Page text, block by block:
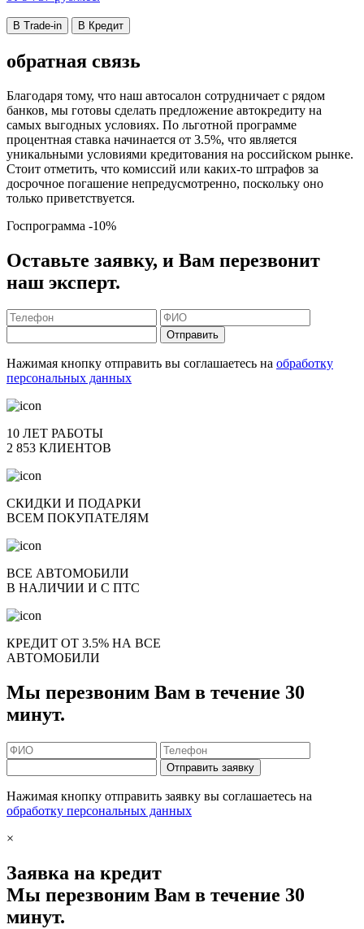
В Trade-in В Кредит
обратная связь
Благодаря тому, что наш автосалон сотрудничает с рядом
банков, мы готовы сделать предложение автокредиту на
самых выгодных условиях. По льготной программе
процентная ставка начинается от 3.5%, что является
уникальными условиями кредитования на российском рынке.
Стоит отметить, что комиссий или каких-то штрафов за
досрочное погашение непредусмотренно, поскольку оно
только приветствуется.
Госпрограмма -10%
Оставьте заявку, и Вам перезвонит
наш эксперт.
Отправить
Нажимая кнопку отправить вы соглашаетесь на обработку
персональных данных
10 ЛЕТ РАБОТЫ
2 853 КЛИЕНТОВ
СКИДКИ И ПОДАРКИ
ВСЕМ ПОКУПАТЕЛЯМ
ВСЕ АВТОМОБИЛИ
В НАЛИЧИИ И С ПТС
КРЕДИТ ОТ 3.5% НА ВСЕ
АВТОМОБИЛИ
Мы перезвоним Вам в течение 30
минут.
Отправить заявку
Нажимая кнопку отправить заявку вы соглашаетесь на
обработку персональных данных
×
Заявка на кредит
Мы перезвоним Вам в течение 30
минут.